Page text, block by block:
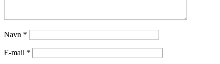
Navn *
E-mail *